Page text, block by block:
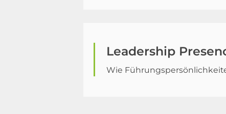
Leadership
Wie